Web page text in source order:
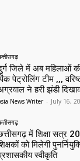
जिले में अब महिलाओं
पेट्रोलिंग टीम ,,,
ने हरी झंडी
News Writer - July 16,
में शिक्षा
को मिलेगी
स्वीकृति